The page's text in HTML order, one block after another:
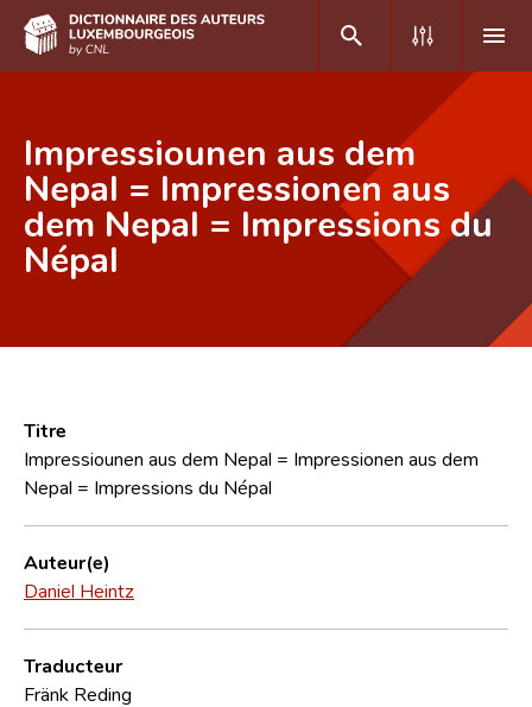
DE FR
Accueil
Auteur(e)s A-Z
Équipe scientifique
Contact
Impressiounen aus dem
Nepal = Impressionen aus
dem Nepal = Impressions du
Népal
Titre
Impressiounen aus dem Nepal = Impressionen aus dem
Nepal = Impressions du Népal
Auteur(e)
Daniel Heintz
Traducteur
Fränk Reding